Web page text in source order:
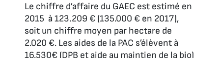
Le chiffre d’affaire du GAEC est estimé en
2015 à 123.209 € (135.000 € en 2017),
soit un chiffre moyen par hectare de
2.020 €. Les aides de la PAC s’élèvent à
16.530€ (DPB et aide au maintien de la bio)